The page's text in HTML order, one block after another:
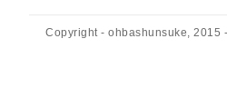
Copyright - ohbashunsuke, 2015